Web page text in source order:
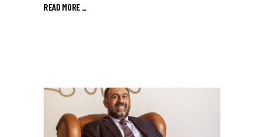
READ MORE _